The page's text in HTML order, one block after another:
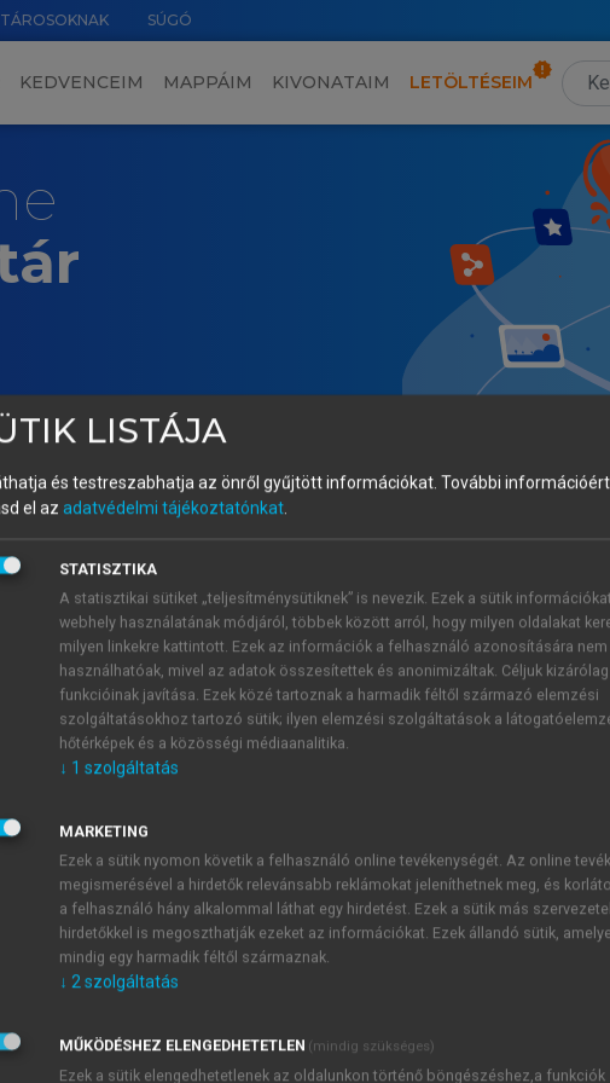
SÚGÓ
KEDVENCEIM MAPPÁIM KIVONATAIM LETÖLTÉSEIM
A hálózat első paradoxonának
alkalmas a hálózat első paradoxonának illusztrálására. E
részei a különböző internetszolgáltatók és a
kereskedelmi vállalatok is, mint például az Amazon.com stb.
saját hálózati pozícióval, melyet egyrészt saját,
változó környezetében ezek a technológiai, gazdasági és
alapját. A hardver- és szoftvergyártók, illetve a
szolgáltatásokat kínáljanak a végfelhasználók számára.
befektetéseket és azt a módot is, ahogyan arról jelenleg az
korlátozhatják is abban, hogy megfelelően reagáljon az új,
LISTÁJA
és testreszabhatja az önről gyűjtött információkat. További
el az adatvédelmi tájékoztatónkat
STATISZTIKA
A statisztikai sütiket „teljesítménysütiknek” is nevezik. Ezek a sütik
webhely használatának módjáról, többek között arról, hogy milyen oldalakat
milyen linkekre kattintott. Ezek az információk a felhasználó azonosítására nem
használhatóak, mivel az adatok összesítettek és anonimizáltak. Céljuk kizárólag
funkcióinak javítása. Ezek közé tartoznak a harmadik féltől származó elemzési
szolgáltatásokhoz tartozó sütik; ilyen elemzési szolgáltatások a
hőtérképek és a közösségi médiaanalitika.
↓ 1 szolgáltatás
MARKETING
Ezek a sütik nyomon követik a felhasználó online tevékenységét. Az online
megismerésével a hirdetők relevánsabb reklámokat jeleníthetnek meg, és
a felhasználó hány alkalommal láthat egy hirdetést. Ezek a sütik más
hirdetőkkel is megoszthatják ezeket az információkat. Ezek állandó sütik,
mindig egy harmadik féltől származnak.
↓ 2 szolgáltatás
MŰKÖDÉSHEZ ELENGEDHETETLEN (mindig szükséges)
Ezek a sütik elengedhetetlenek az oldalunkon történő böngészéshez,a funkciók